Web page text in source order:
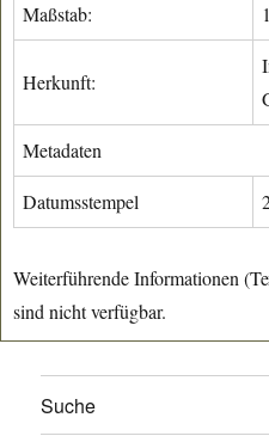
Maßstab:
Herkunft:
Metadaten
Datumsstempel
Weiterführende Informationen
sind nicht verfügbar.
Suche